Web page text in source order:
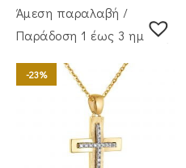
Άμεση παραλαβή /
Παράδoση 1 έως 3 ημέρες
-23%